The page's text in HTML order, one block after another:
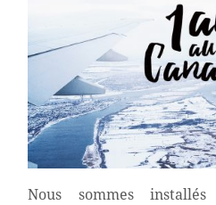
Nous sommes